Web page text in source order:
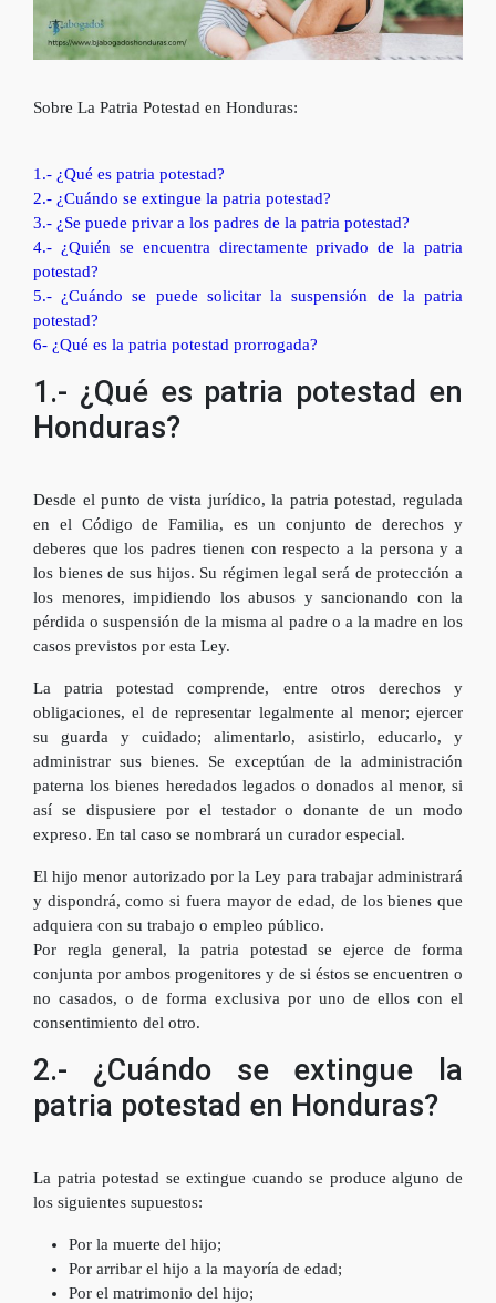
Sobre La Patria Potestad en Honduras:
1.- ¿Qué es patria potestad?
2.- ¿Cuándo se extingue la patria potestad?
3.- ¿Se puede privar a los padres de la patria potestad?
4.- ¿Quién se encuentra directamente privado de la patria
potestad?
5.- ¿Cuándo se puede solicitar la suspensión de la patria
potestad?
6- ¿Qué es la patria potestad prorrogada?
1.- ¿Qué es patria potestad en
Honduras?
Desde el punto de vista jurídico, la patria potestad, regulada
en el Código de Familia, es un conjunto de derechos y
deberes que los padres tienen con respecto a la persona y a
los bienes de sus hijos. Su régimen legal será de protección a
los menores, impidiendo los abusos y sancionando con la
pérdida o suspensión de la misma al padre o a la madre en los
casos previstos por esta Ley.
La patria potestad comprende, entre otros derechos y
obligaciones, el de representar legalmente al menor; ejercer
su guarda y cuidado; alimentarlo, asistirlo, educarlo, y
administrar sus bienes. Se exceptúan de la administración
paterna los bienes heredados legados o donados al menor, si
así se dispusiere por el testador o donante de un modo
expreso. En tal caso se nombrará un curador especial.
El hijo menor autorizado por la Ley para trabajar administrará
y dispondrá, como si fuera mayor de edad, de los bienes que
adquiera con su trabajo o empleo público.
Por regla general, la patria potestad se ejerce de forma
conjunta por ambos progenitores y de si éstos se encuentren o
no casados, o de forma exclusiva por uno de ellos con el
consentimiento del otro.
2.- ¿Cuándo se extingue la
patria potestad en Honduras?
La patria potestad se extingue cuando se produce alguno de
los siguientes supuestos:
Por la muerte del hijo;
Por arribar el hijo a la mayoría de edad;
Por el matrimonio del hijo;